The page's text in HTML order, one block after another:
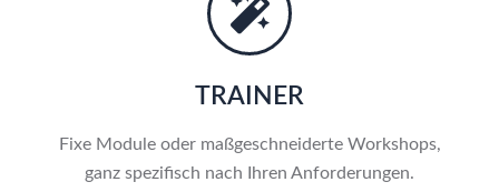
TRAINER
Fixe Module oder maßgeschneiderte Workshops,
ganz spezifisch nach Ihren Anforderungen.